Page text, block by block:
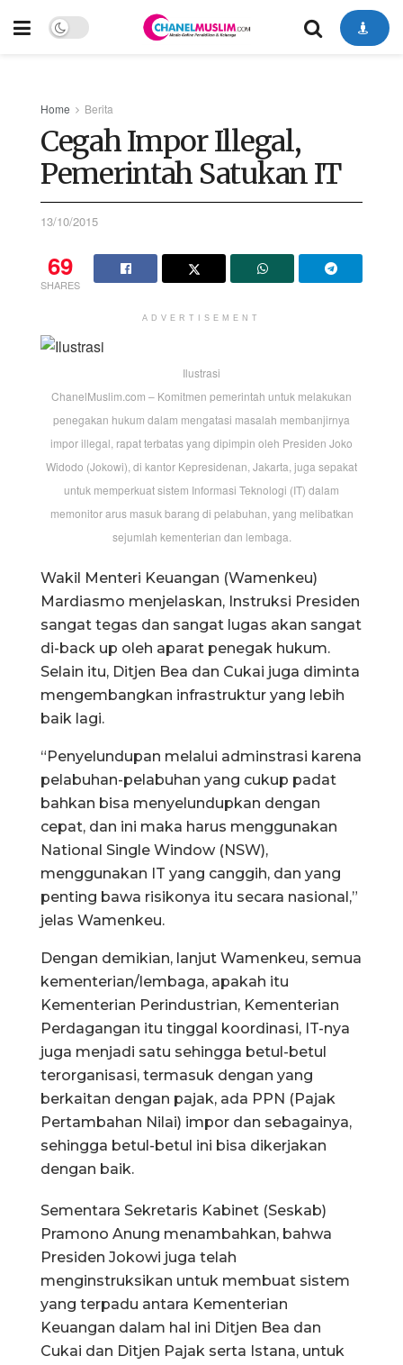
Home Berita
Cegah Impor Illegal,
Pemerintah Satukan IT
13/10/2015
69
SHARES
ADVERTISEMENT
Ilustrasi
ChanelMuslim.com – Komitmen pemerintah untuk melakukan
penegakan hukum dalam mengatasi masalah membanjirnya
impor illegal, rapat terbatas yang dipimpin oleh Presiden Joko
Widodo (Jokowi), di kantor Kepresidenan, Jakarta, juga sepakat
untuk memperkuat sistem Informasi Teknologi (IT) dalam
memonitor arus masuk barang di pelabuhan, yang melibatkan
sejumlah kementerian dan lembaga.
Wakil Menteri Keuangan (Wamenkeu)
Mardiasmo menjelaskan, Instruksi Presiden
sangat tegas dan sangat lugas akan sangat
di-back up oleh aparat penegak hukum.
Selain itu, Ditjen Bea dan Cukai juga diminta
mengembangkan infrastruktur yang lebih
baik lagi.
“Penyelundupan melalui adminstrasi karena
pelabuhan-pelabuhan yang cukup padat
bahkan bisa menyelundupkan dengan
cepat, dan ini maka harus menggunakan
National Single Window (NSW),
menggunakan IT yang canggih, dan yang
penting bawa risikonya itu secara nasional,”
jelas Wamenkeu.
Dengan demikian, lanjut Wamenkeu, semua
kementerian/lembaga, apakah itu
Kementerian Perindustrian, Kementerian
Perdagangan itu tinggal koordinasi, IT-nya
juga menjadi satu sehingga betul-betul
terorganisasi, termasuk dengan yang
berkaitan dengan pajak, ada PPN (Pajak
Pertambahan Nilai) impor dan sebagainya,
sehingga betul-betul ini bisa dikerjakan
dengan baik.
Sementara Sekretaris Kabinet (Seskab)
Pramono Anung menambahkan, bahwa
Presiden Jokowi juga telah
menginstruksikan untuk membuat sistem
yang terpadu antara Kementerian
Keuangan dalam hal ini Ditjen Bea dan
Cukai dan Ditjen Pajak serta Istana, untuk